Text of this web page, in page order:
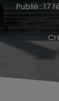
Publié : 17